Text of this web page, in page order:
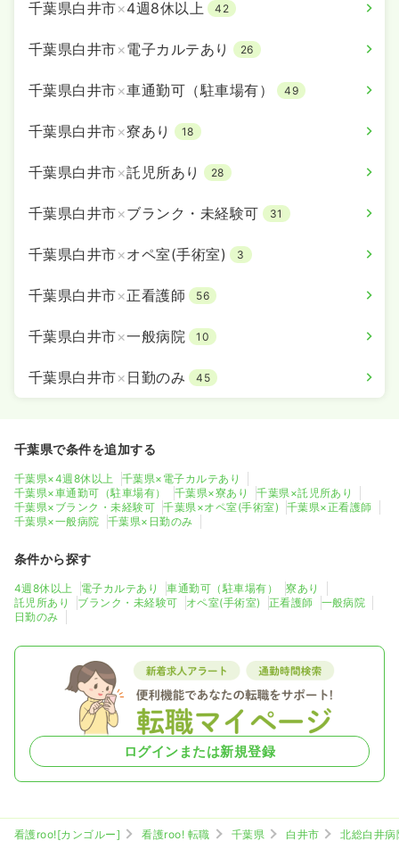
千葉県白井市×4週8休以上 42
千葉県白井市×電子カルテあり 26
千葉県白井市×車通勤可（駐車場有） 49
千葉県白井市×寮あり 18
千葉県白井市×託児所あり 28
千葉県白井市×ブランク・未経験可 31
千葉県白井市×オペ室(手術室) 3
千葉県白井市×正看護師 56
千葉県白井市×一般病院 10
千葉県白井市× 日勤のみ 45
千葉県で条件を追加する
千葉県×4週8休以上
千葉県×電子カルテあり
千葉県×車通勤可（駐車場有）
千葉県×寮あり
千葉県×託児所あり
千葉県×ブランク・未経験可
千葉県×オペ室(手術室)
千葉県×正看護師
千葉県×一般病院
千葉県×日勤のみ
条件から探す
4週8休以上 電子カルテあり 車通勤可（駐車場有）
寮あり
託児所あり
ブランク・未経験可 オペ室(手術室) 正看護師
一般病院
日勤のみ
ログインまたは新規登録
看護roo![カンゴルー] 看護roo! 転職 千葉県 白井市
北総白井病